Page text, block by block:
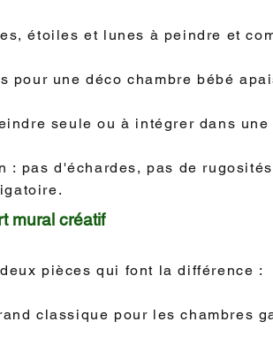
étoiles et lunes à peindre et
pour une déco chambre bébé
seule ou à intégrer dans une
: pas d'échardes, pas de
mural créatif
pièces qui font la différence :
classique pour les chambres